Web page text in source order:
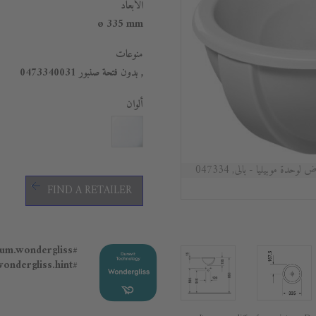
موبيليا - بالى, 047334
الأبعاد
ø 335 mm
منوعات
, بدون فتحة صنبور 0473340031
ألوان
FIND A RETAILER
#general.premium.wondergliss
#general.premium.wondergliss.hint